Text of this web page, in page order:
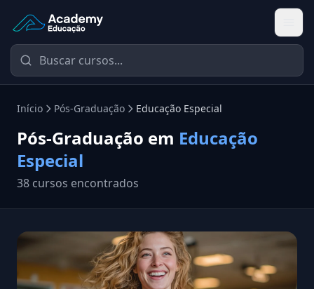
Academy Educação — Página Inicial
Início Pós-Graduação Educação Especial
Pós-Graduação em Educação
Especial
38 cursos encontrados